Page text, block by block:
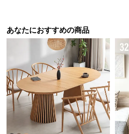
独立したコイルのソフトな弾
うな柔らかな寝心地となりま
あなたにおすすめの商品